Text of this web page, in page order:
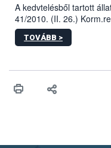
A kedvtelésből tartott
41/2010. (II. 26.)
sérülés, illetve ennek
hatósági feladatokat,
TOVÁBB >